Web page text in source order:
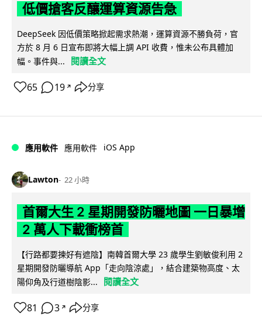
低價搶客反釀運算資源告急
DeepSeek 因低價策略掀起需求熱潮，運算資源不勝負荷，官
方於 8 月 6 日宣布即將大幅上調 API 收費，惟未公布具體加
幅。事件與...
閱讀全文
65 19 ↗ 分享
應用軟件 應用軟件 iOS App
Lawton 22 小時
首爾大生 2 星期開發防曬地圖 一日暴增
2 萬人下載衝榜首
【行路都要揀好有遮陰】南韓首爾大學 23 歲學生劉敏俊利用 2
星期開發防曬導航 App「走向陰涼處」，結合建築物高度、太
陽仰角及行道樹陰影...
閱讀全文
81 3 ↗ 分享